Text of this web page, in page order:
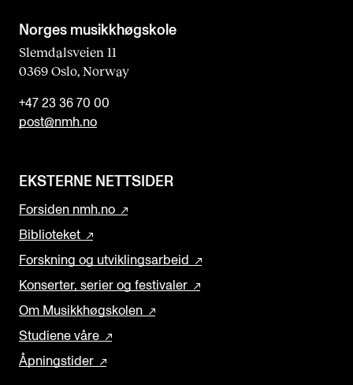
Norges musikk­høgskole
Slemdalsveien 11
0369 Oslo, Norway
+47 23 36 70 00
post@nmh.no
EKSTERNE NETTSIDER
Forsiden nmh.no
Biblioteket
Forskning og utviklingsarbeid
Konserter, serier og festivaler
Om Musikkhøgskolen
Studiene våre
Åpningstider